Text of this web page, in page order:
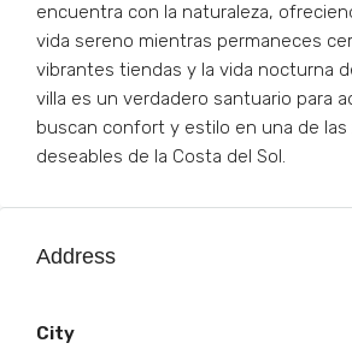
encuentra con la naturaleza,
vida sereno mientras permaneces
vibrantes tiendas y la vida nocturna
villa es un verdadero santuario para
buscan confort y estilo en una de las
deseables de la Costa del Sol.
Address
City